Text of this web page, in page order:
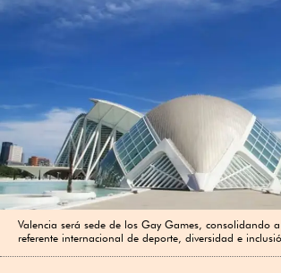
Valencia será sede de los Gay Games, consolidando
referente internacional de deporte, diversidad e